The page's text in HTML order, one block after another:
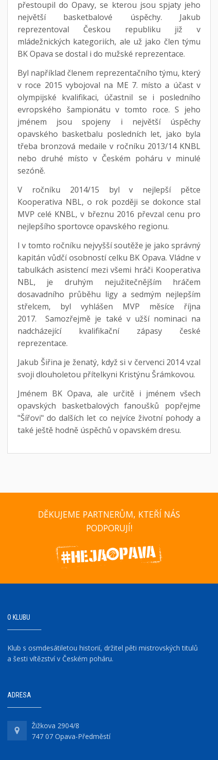
přestoupil do Opavy, se kterou jsou spjaty jeho
největší basketbalové úspěchy. Jakub
reprezentoval Českou republiku již v
mládežnických kategoriích, ale už jako člen týmu
BK Opava se dostal i do mužské reprezentace.
Byl například členem reprezentačního týmu, který
v roce 2015 vybojoval na ME 7. místo a účast v
olympijské kvalifikaci, účastnil se i posledního
evropského šampionátu v tomto roce. S jeho
jménem jsou spojeny i největší úspěchy
opavského basketbalu posledních let, jako byla
třeba bronzová medaile v ročníku 2013/14 KNBL
nebo druhé místo v Českém poháru v minulé
sezóně.
V ročníku 2014/15 byl v nejlepší pětce
Kooperativa NBL, o rok později se dokonce stal
MVP celé KNBL, v březnu 2016 převzal cenu pro
nejlepšího sportovce opavského regionu.
I v tomto ročníku nejvyšší soutěže je jako správný
kapitán vůdčí osobností celku BK Opava. Vládne v
tabulkách asistencí mezi všemi hráči Kooperativa
NBL, je druhým nejužitečnějším hráčem
dosavadního průběhu ligy a sedmým nejlepším
střelcem, byl vyhlášen MVP měsíce října
2017. Samozřejmě je také v užší nominaci na
nadcházející kvalifikační zápasy české
reprezentace.
Jakub Šiřina je ženatý, když si v červenci 2014 vzal
svoji dlouholetou přítelkyni Kristýnu Šrámkovou.
Jménem BK Opava, ale určitě i jménem všech
opavských basketbalových fanoušků popřejme
"Šířovi" do dalších let co nejvíce životní pohody a
také ještě hodně úspěchů v opavském dresu.
DĚKUJEME PARTNERŮM, KTEŘÍ NÁS
PODPORUJÍ!
O KLUBU
Klub s osmdesátiletou historií, držitel pěti mistrovských titulů
a šesti vítězství v Českém poháru.
ADRESA
Žižkova 2904/8
747 07 Opava-Předměstí